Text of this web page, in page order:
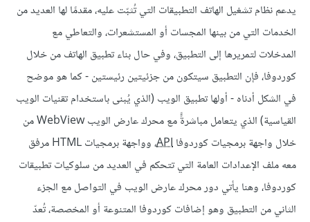
يدعم نظام تشغيل الهاتف التطبيقات التي تُثبّت عليه، مقدمًا لها العديد من
الخدمات التي من بينها المجسات أو المستشعرات، والتعاطي مع
المدخلات لتمريرها إلى التطبيق، وفي حال بناء تطبيق الهاتف من خلال
كوردوفا، فإن التطبيق سيتكون من جزئيتين رئيستين - كما هو موضح
في الشكل أدناه - أولها تطبيق الويب (الذي يُبنى باستخدام تقنيات الويب
القياسية) الذي يتعامل مباشرةًً مع محرك عارض الويب WebView من
خلال واجهة برمجيات كوردوفاAPI
، وواجهة برمجيات HTML مرفق
معه ملف الإعدادات العامة التي تتحكم في العديد من سلوكيات تطبيقات
كوردوفا، وهنا يأتي دور محرك عارض الويب في التواصل مع الجزء
الثاني من التطبيق وهو إضافات كوردوفا المتنوعة أو المخصصة، تُعدّ